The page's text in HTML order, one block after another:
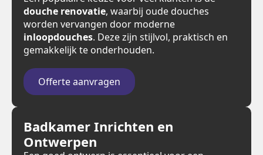
douche renovatie, waarbij oude douches
worden vervangen door moderne
inloopdouches. Deze zijn stijlvol, praktisch en
gemakkelijk te onderhouden.
Offerte aanvragen
Badkamer Inrichten en
Ontwerpen